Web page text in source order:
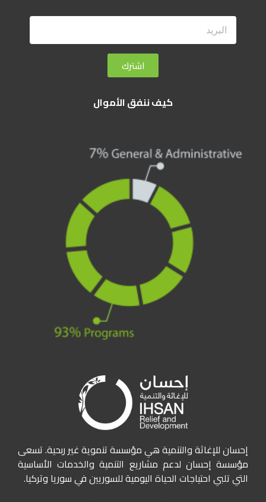
اشترك
كيف ننفق الأموال
إحسان للإغاثة والتنمية هي مؤسسة تنموية غير ربحية. تسعى
مؤسسة إحسان لدعم مشاريع التنمية والخدمات الأساسية
التي تلبي احتياجات الحياة اليومية للسوريين في سوريا وتركيا.